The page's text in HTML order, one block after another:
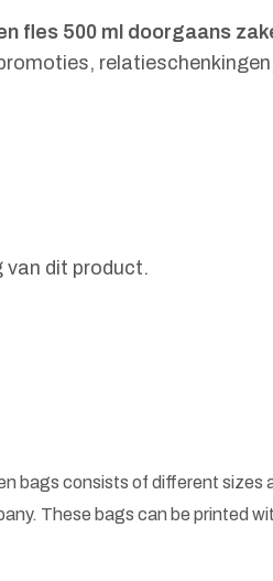
fles 500 ml doorgaans
van dit product.
bags consists of different
These bags can be printed